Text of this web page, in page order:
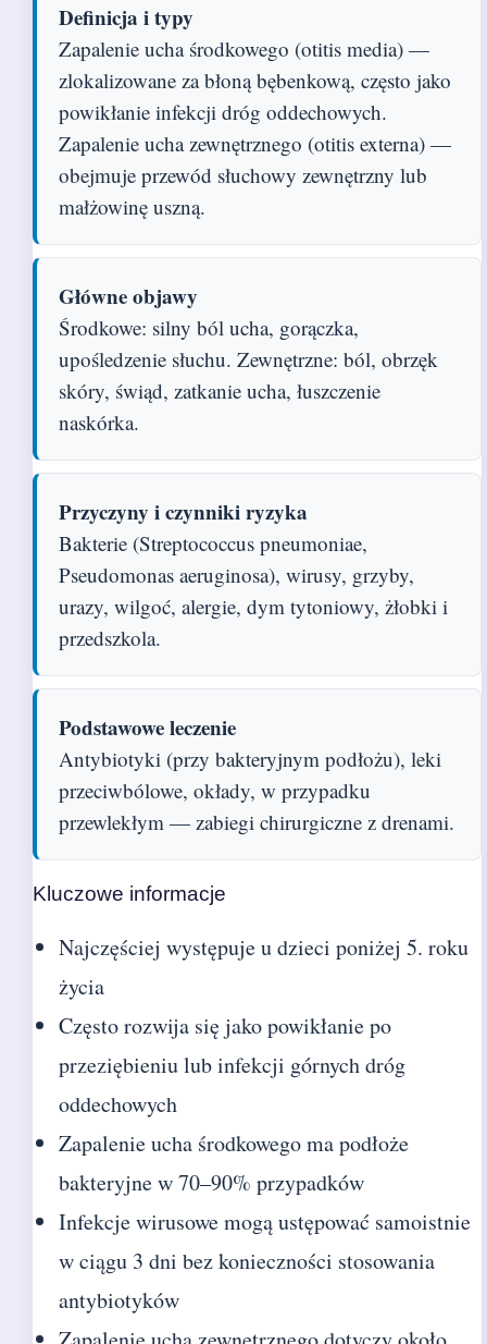
Definicja i typy
Zapalenie ucha środkowego (otitis media) —
zlokalizowane za błoną bębenkową, często jako
powikłanie infekcji dróg oddechowych.
Zapalenie ucha zewnętrznego (otitis externa) —
obejmuje przewód słuchowy zewnętrzny lub
małżowinę uszną.
Główne objawy
Środkowe: silny ból ucha, gorączka,
upośledzenie słuchu. Zewnętrzne: ból, obrzęk
skóry, świąd, zatkanie ucha, łuszczenie
naskórka.
Przyczyny i czynniki ryzyka
Bakterie (Streptococcus pneumoniae,
Pseudomonas aeruginosa), wirusy, grzyby,
urazy, wilgoć, alergie, dym tytoniowy, żłobki i
przedszkola.
Podstawowe leczenie
Antybiotyki (przy bakteryjnym podłożu), leki
przeciwbólowe, okłady, w przypadku
przewlekłym — zabiegi chirurgiczne z drenami.
Kluczowe informacje
Najczęściej występuje u dzieci poniżej 5. roku
życia
Często rozwija się jako powikłanie po
przeziębieniu lub infekcji górnych dróg
oddechowych
Zapalenie ucha środkowego ma podłoże
bakteryjne w 70–90% przypadków
Infekcje wirusowe mogą ustępować samoistnie
w ciągu 3 dni bez konieczności stosowania
antybiotyków